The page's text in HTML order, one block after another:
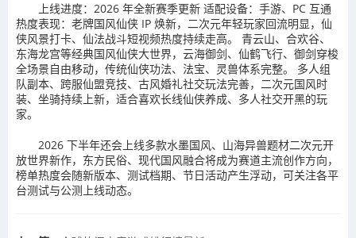
上线进度：2026 年全新赛季更新 适配设备：手游、PC 互通
热度表现：老牌国风仙侠 IP 焕新，二次元年轻玩家回流明显，仙
侠风景打卡、仙法战斗短视频热度持续走高。 青云山、合欢谷、
东海龙宫等经典国风仙侠大世界，云海御剑、仙鹤飞行、御剑穿梭
全场景自由移动，传统仙侠功法、法宝、灵兽体系完整。 多人组
队副本、跨服仙盟竞技、古风婚礼社交玩法完善，二次元国风时
装、坐骑持续上新，适合喜欢长线仙侠养成、多人社交开黑的玩
家。
2026 下半年还会上线多款水墨国风、山海异兽题材二次元开
放世界新作，东方民俗、现代国风融合将成为赛道主流创作方向，
榜单热度会随新版本、测试档期、节日活动产生浮动，可关注各平
台测试与公测上线动态。